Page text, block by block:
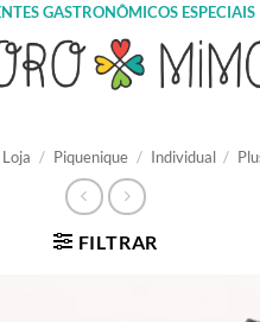
GASTRONÔMICOS ESPECIAIS
Loja / Piquenique / Individual /
FILTRAR